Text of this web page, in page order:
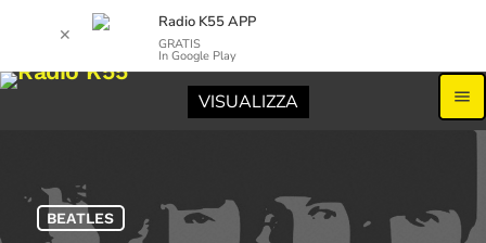
menu
BEATLES
✕
Radio K55 APP
GRATIS
In Google Play
VISUALIZZA